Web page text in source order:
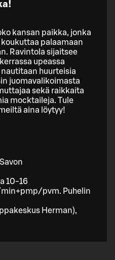
kansan paikka, jonka
palaamaan
Ravintola sijaitsee
upeassa
nautitaan huurteisia
juomavalikoimasta
sekä raikkaita
mocktaileja. Tule
aina löytyy!
10-16
pvm. Puhelin
Herman),